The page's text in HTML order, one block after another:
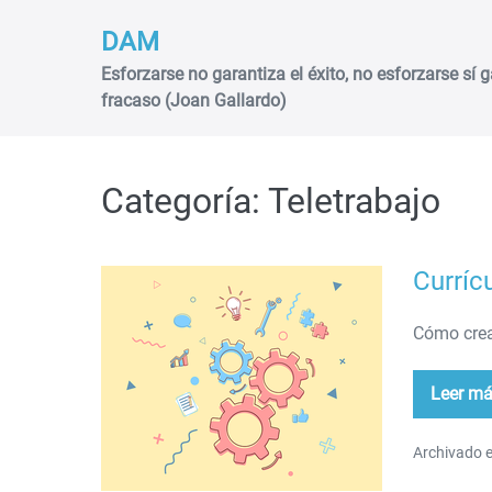
DAM
Esforzarse no garantiza el éxito, no esforzarse sí
fracaso (Joan Gallardo)
Categoría: Teletrabajo
Currículum
Cómo
Leer
Archivado